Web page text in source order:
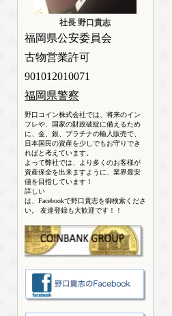
社長 野口貴志
福岡県公安委員会
古物営業許可
901012010071
福岡県警察
野口コイン株式会社では、将来のイン
フレや、国家の財政破綻に備えるため
に、金、銀、プラチナの輸入販売で、
日本国民の資産を少しでもお守りでき
ればと考えています。
よって弊社では、より多くのお客様が
資産保全を出来ますように、業界最安
値を目指しています！
詳しい
は、Facebookで野口貴志を御検索くださ
い。 友達登録も大歓迎です！！